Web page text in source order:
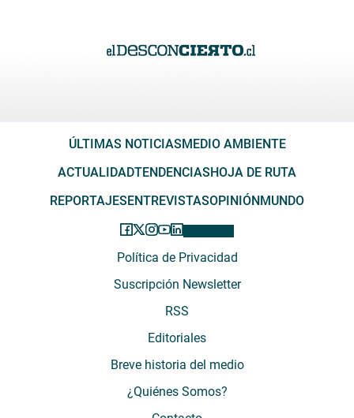
ÚLTIMAS NOTICIAS MEDIO AMBIENTE
ACTUALIDADTENDENCIAS HOJA DE RUTA
REPORTAJES ENTREVISTASOPINIÓN MUNDO
Política de Privacidad
Suscripción Newsletter
RSS
Editoriales
Breve historia del medio
¿Quiénes Somos?